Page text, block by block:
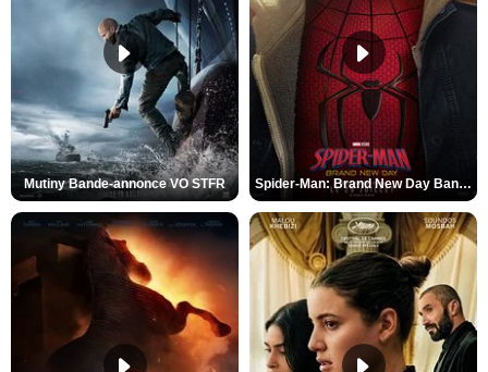
Mutiny Bande-annonce VO STFR Spider-Man: Brand New Day Bande-annonce VO STFR